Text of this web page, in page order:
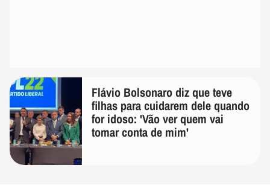
Flávio Bolsonaro diz que teve
filhas para cuidarem dele quando
for idoso: 'Vão ver quem vai
tomar conta de mim'